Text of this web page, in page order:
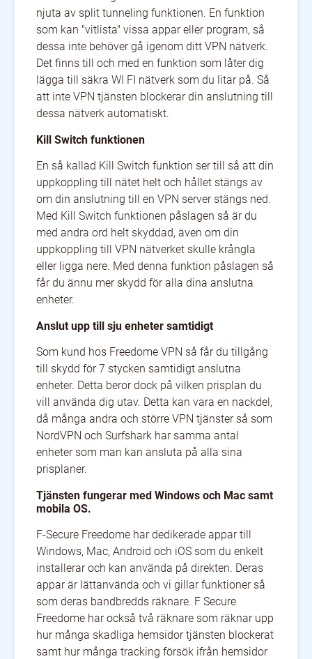
njuta av split tunneling funktionen. En funktion
som kan "vitlista" vissa appar eller program, så
dessa inte behöver gå igenom ditt VPN nätverk.
Det finns till och med en funktion som låter dig
lägga till säkra WI FI nätverk som du litar på. Så
att inte VPN tjänsten blockerar din anslutning till
dessa nätverk automatiskt.
Kill Switch funktionen
En så kallad Kill Switch funktion ser till så att din
uppkoppling till nätet helt och hållet stängs av
om din anslutning till en VPN server stängs ned.
Med Kill Switch funktionen påslagen så är du
med andra ord helt skyddad, även om din
uppkoppling till VPN nätverket skulle krångla
eller ligga nere. Med denna funktion påslagen så
får du ännu mer skydd för alla dina anslutna
enheter.
Anslut upp till sju enheter samtidigt
Som kund hos Freedome VPN så får du tillgång
till skydd för 7 stycken samtidigt anslutna
enheter. Detta beror dock på vilken prisplan du
vill använda dig utav. Detta kan vara en nackdel,
då många andra och större VPN tjänster så som
NordVPN och Surfshark har samma antal
enheter som man kan ansluta på alla sina
prisplaner.
Tjänsten fungerar med Windows och Mac samt
mobila OS.
F-Secure Freedome har dedikerade appar till
Windows, Mac, Android och iOS som du enkelt
installerar och kan använda på direkten. Deras
appar är lättanvända och vi gillar funktioner så
som deras bandbredds räknare. F Secure
Freedome har också två räknare som räknar upp
hur många skadliga hemsidor tjänsten blockerat
samt hur många tracking försök ifrån hemsidor